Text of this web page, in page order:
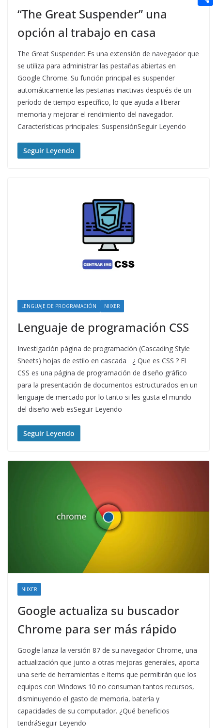
“The Great Suspender” una
opción al trabajo en casa
The Great Suspender: Es una extensión de navegador que
se utiliza para administrar las pestañas abiertas en
Google Chrome. Su función principal es suspender
automáticamente las pestañas inactivas después de un
período de tiempo específico, lo que ayuda a liberar
memoria y mejorar el rendimiento del navegador.
Características principales: SuspensiónSeguir Leyendo
Seguir Leyendo
LENGUAJE DE PROGRAMACIÓN NIIXER
Lenguaje de programación CSS
Investigación página de programación (Cascading Style
Sheets) hojas de estilo en cascada ¿ Que es CSS ? El
CSS es una página de programación de diseño gráfico
para la presentación de documentos estructurados en un
lenguaje de mercado por lo tanto si les gusta el mundo
del diseño web esSeguir Leyendo
Seguir Leyendo
NIIXER
Google actualiza su buscador
Chrome para ser más rápido
Google lanza la versión 87 de su navegador Chrome, una
actualización que junto a otras mejoras generales, aporta
una serie de herramientas e ítems que permitirán que los
equipos con Windows 10 no consuman tantos recursos,
disminuyendo el gasto de memoria, batería y
capacidades de su computador. ¿Qué beneficios
tendráSeguir Leyendo
n
a
i